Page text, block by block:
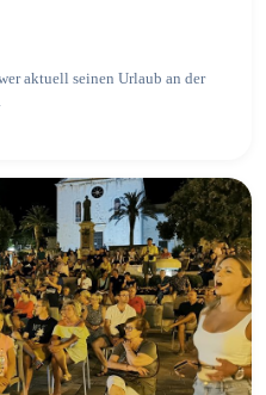
aktuell seinen Urlaub an der